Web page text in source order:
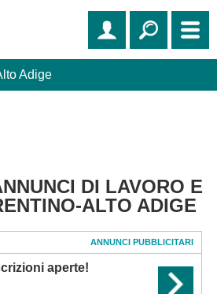
Adige
DI LAVORO E
ALTO ADIGE
ANNUNCI PUBBLICITARI
aperte!